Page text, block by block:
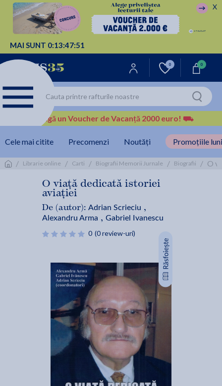
MAI SUNT 0:13:47:51
X
0 0
Câștigă un Voucher de Vacanță 2000 euro! ⛟
Cele mai citite Precomenzi Noutăți Promoțiile
/ Librarie online / Carti / Biografii Memorii Jurnale / Biografii / O
O viață dedicată istoriei
aviației
De (autor): Adrian Scrieciu ,
Alexandru Arma , Gabriel Ivanescu
0 (0 review-uri)